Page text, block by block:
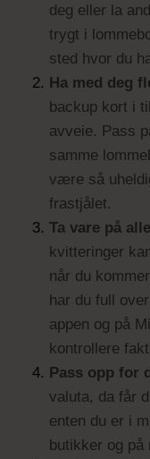
deg eller la
trygt i
sted hvor du
Ha med deg
backup kort i
avveie. Pass
samme
være så
frastjålet.
Ta vare på
kvitteringer
når du
har du full
appen og på
kontrollere
Pass opp for
valuta, da får
enten du er i
butikker og på